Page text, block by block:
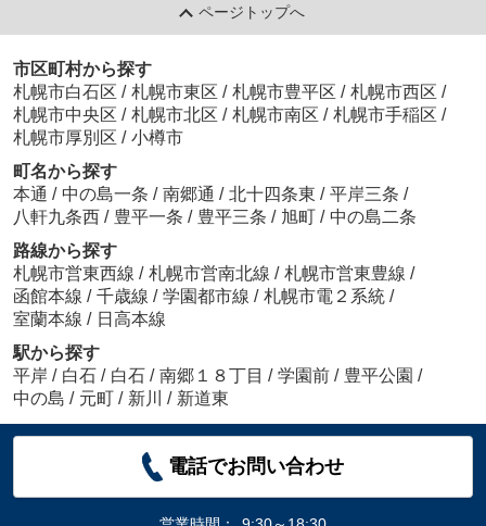
ページトップへ
市区町村から探す
札幌市白石区 / 札幌市東区 / 札幌市豊平区 / 札幌市西区 /
札幌市中央区 / 札幌市北区 / 札幌市南区 / 札幌市手稲区 /
札幌市厚別区 / 小樽市
町名から探す
本通 / 中の島一条 / 南郷通 / 北十四条東 / 平岸三条 /
八軒九条西 / 豊平一条 / 豊平三条 / 旭町 / 中の島二条
路線から探す
札幌市営東西線 / 札幌市営南北線 / 札幌市営東豊線 /
函館本線 / 千歳線 / 学園都市線 / 札幌市電２系統 /
室蘭本線 / 日高本線
駅から探す
平岸 / 白石 / 白石 / 南郷１８丁目 / 学園前 / 豊平公園 /
中の島 / 元町 / 新川 / 新道東
電話でお問い合わせ